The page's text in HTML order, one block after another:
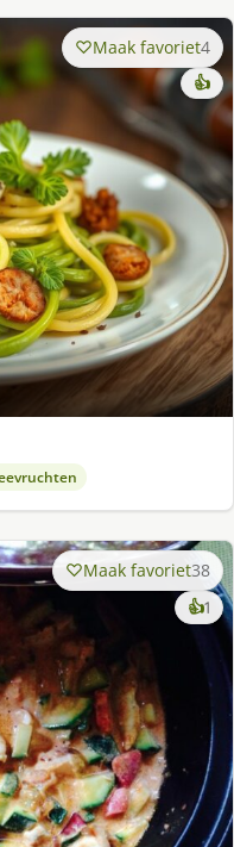
Maak favoriet4
👍
Maak favoriet38
👍1